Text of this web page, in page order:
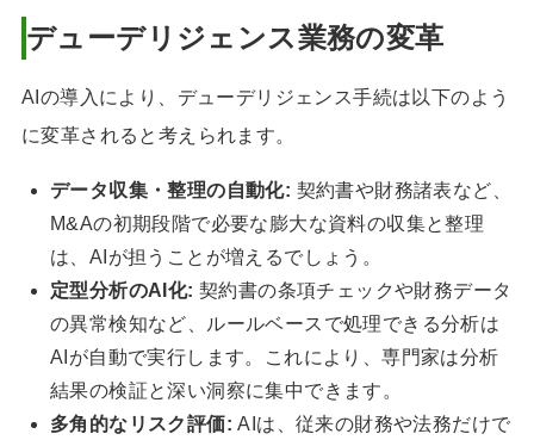
デューデリジェンス業務の変革
AIの導入により、デューデリジェンス手続は以下のよう
に変革されると考えられます。
データ収集・整理の自動化: 契約書や財務諸表など、
M&Aの初期段階で必要な膨大な資料の収集と整理
は、AIが担うことが増えるでしょう。
定型分析のAI化: 契約書の条項チェックや財務データ
の異常検知など、ルールベースで処理できる分析は
AIが自動で実行します。これにより、専門家は分析
結果の検証と深い洞察に集中できます。
多角的なリスク評価: AIは、従来の財務や法務だけで